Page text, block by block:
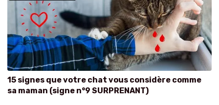
15 signes que votre chat vous considère comme
sa maman (signe n°9 SURPRENANT)